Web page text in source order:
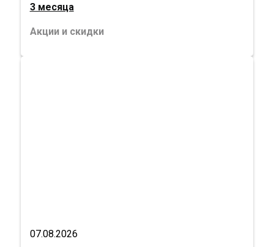
3 месяца
Акции и скидки
07.08.2026